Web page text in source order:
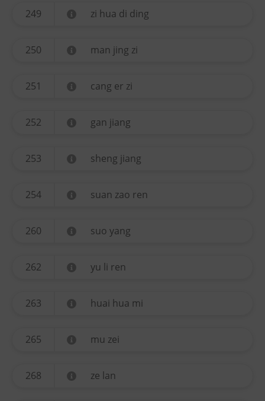
249 zi hua di ding
250 man jing zi
251 cang er zi
252 gan jiang
253 sheng jiang
254 suan zao ren
260 suo yang
262 yu li ren
263 huai hua mi
265 mu zei
268 ze lan